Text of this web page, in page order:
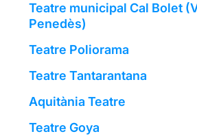
Teatre municipal Cal Bolet
Penedès)
Teatre Poliorama
Teatre Tantarantana
Aquitània Teatre
Teatre Goya